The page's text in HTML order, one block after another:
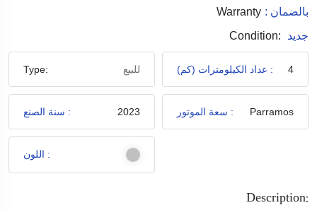
Warranty
: بالضمان
Condition:
جديد
Type: للبيع عداد الكيلومترات (كم) : 4
سنة الصنع : 2023 سعة الموتور : Parramos
اللون :
Description: